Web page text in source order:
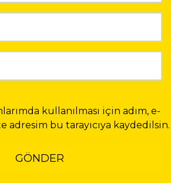
kullanılması için adım, e-
adresim bu tarayıcıya kaydedilsin.